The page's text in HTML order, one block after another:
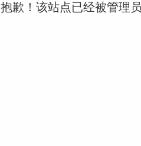
抱歉！该站点已经被管理